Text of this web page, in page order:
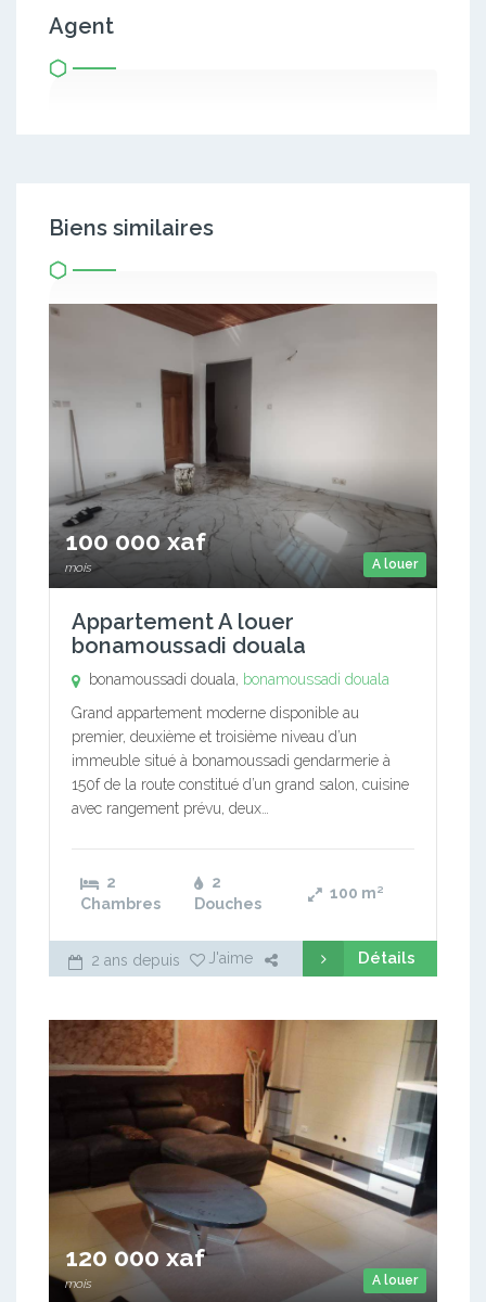
Agent
Biens similaires
A louer
100 000 xaf
mois
Appartement A louer
bonamoussadi douala
bonamoussadi douala, bonamoussadi douala
Grand appartement moderne disponible au
premier, deuxième et troisième niveau d’un
immeuble situé à bonamoussadi gendarmerie à
150f de la route constitué d’un grand salon, cuisine
avec rangement prévu, deux…
2
Chambres
2
Douches
100 m²
2 ans depuis J'aime Détails
A louer
120 000 xaf
mois